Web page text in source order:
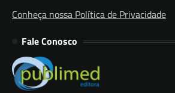
Conheça nossa Política de Privacidade
Fale Conosco